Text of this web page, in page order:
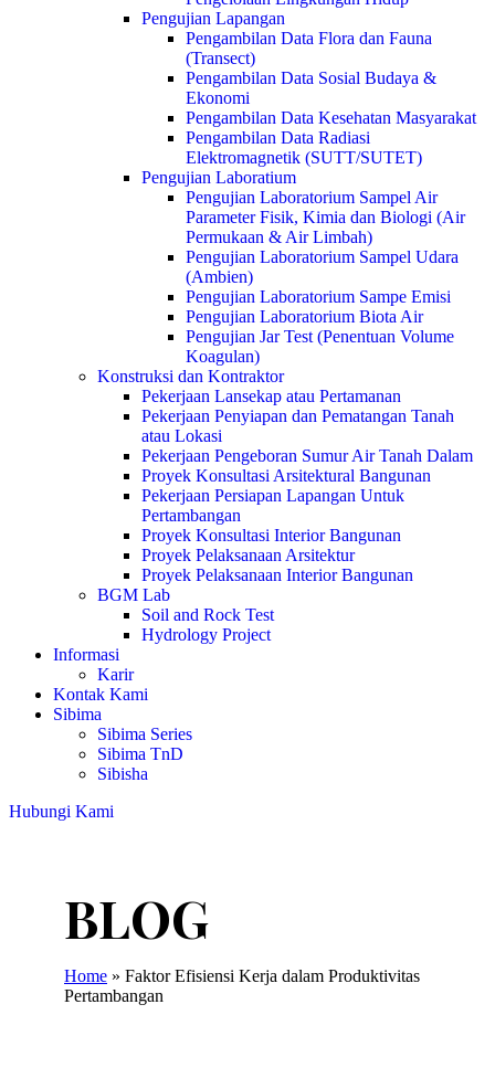
Pengujian Lapangan
Pengambilan Data Flora dan Fauna
(Transect)
Pengambilan Data Sosial Budaya &
Ekonomi
Pengambilan Data Kesehatan Masyarakat
Pengambilan Data Radiasi
Elektromagnetik (SUTT/SUTET)
Pengujian Laboratium
Pengujian Laboratorium Sampel Air
Parameter Fisik, Kimia dan Biologi (Air
Permukaan & Air Limbah)
Pengujian Laboratorium Sampel Udara
(Ambien)
Pengujian Laboratorium Sampe Emisi
Pengujian Laboratorium Biota Air
Pengujian Jar Test (Penentuan Volume
Koagulan)
Konstruksi dan Kontraktor
Pekerjaan Lansekap atau Pertamanan
Pekerjaan Penyiapan dan Pematangan Tanah
atau Lokasi
Pekerjaan Pengeboran Sumur Air Tanah Dalam
Proyek Konsultasi Arsitektural Bangunan
Pekerjaan Persiapan Lapangan Untuk
Pertambangan
Proyek Konsultasi Interior Bangunan
Proyek Pelaksanaan Arsitektur
Proyek Pelaksanaan Interior Bangunan
BGM Lab
Soil and Rock Test
Hydrology Project
Informasi
Karir
Kontak Kami
Sibima
Sibima Series
Sibima TnD
Sibisha
Hubungi Kami
Home » Faktor Efisiensi Kerja dalam Produktivitas
Pertambangan